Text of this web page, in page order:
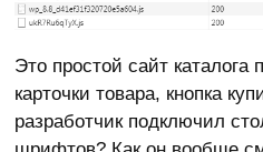
Это простой сайт каталога
карточки товара, кнопка
разработчик подключил